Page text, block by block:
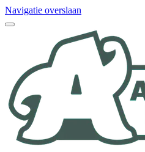
Navigatie overslaan